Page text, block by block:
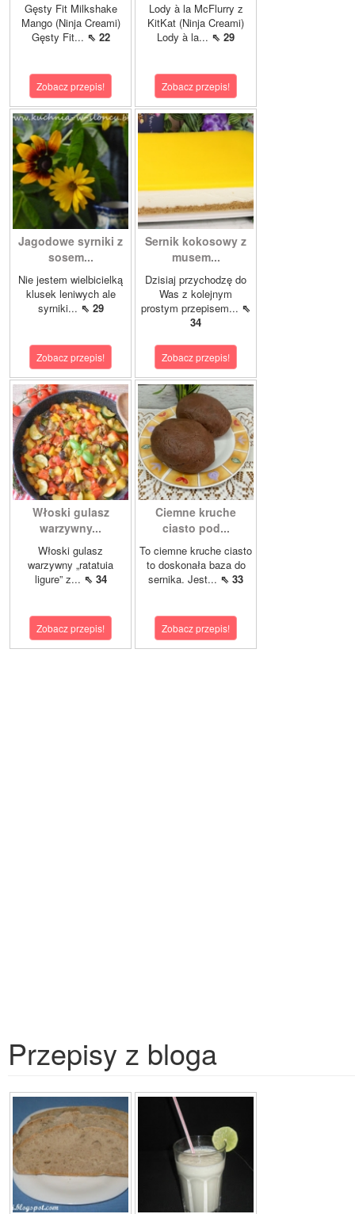
Gęsty Fit Milkshake
Mango (Ninja Creami)
Gęsty Fit... ⇖ 22
Zobacz przepis!
Lody à la McFlurry z
KitKat (Ninja Creami)
Lody à la... ⇖ 29
Zobacz przepis!
Jagodowe syrniki z
sosem...
Nie jestem wielbicielką
klusek leniwych ale
syrniki... ⇖ 29
Zobacz przepis!
Sernik kokosowy z
musem...
Dzisiaj przychodzę do
Was z kolejnym
prostym przepisem... ⇖
34
Zobacz przepis!
Włoski gulasz
warzywny...
Włoski gulasz
warzywny „ratatuia
ligure” z... ⇖ 34
Zobacz przepis!
Ciemne kruche
ciasto pod...
To ciemne kruche ciasto
to doskonała baza do
sernika. Jest... ⇖ 33
Zobacz przepis!
Przepisy z bloga